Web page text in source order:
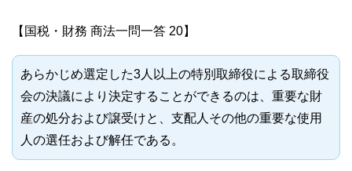
【国税・財務 商法一問一答 20】
あらかじめ選定した3人以上の特別取締役による取締役
会の決議により決定することができるのは、重要な財
産の処分および譲受けと、支配人その他の重要な使用
人の選任および解任である。